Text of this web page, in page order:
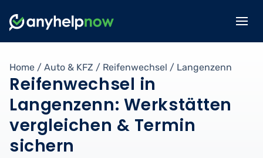
Home / Auto & KFZ / Reifenwechsel / Langenzenn
Reifenwechsel in
Langenzenn: Werkstätten
vergleichen & Termin
sichern